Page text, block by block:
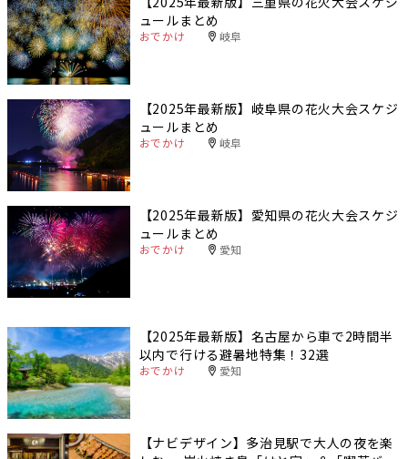
ュールまとめ
おでかけ 岐阜
【2025年最新版】岐阜県の花火大会スケジ
ュールまとめ
おでかけ 岐阜
【2025年最新版】愛知県の花火大会スケジ
ュールまとめ
おでかけ 愛知
【2025年最新版】名古屋から車で2時間半
以内で行ける避暑地特集！32選
おでかけ 愛知
【ナビデザイン】多治見駅で大人の夜を楽